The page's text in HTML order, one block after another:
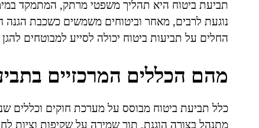
תביעת ביטוח היא תהליך משפטי מרתק, המתמקד
נוגעת לרבים, מאחר וביטוחים משמשים כשכבת
החלים על תביעות ביטוח יכולה לסייע למבוטחים
מהם הכללים המרכזיים
כלל תביעת ביטוח מבוסס על מערכת חוקים וכללים
מתנהל בצורה הוגנת, תוך שמירה על שקיפות וציות